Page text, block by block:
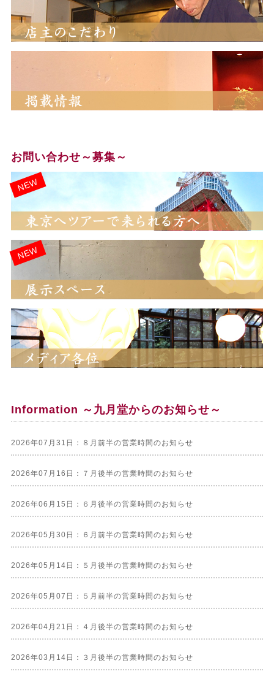
お問い合わせ～募集～
Information ～九月堂からのお知らせ～
2026年07月31日：８月前半の営業時間のお知らせ
2026年07月16日：７月後半の営業時間のお知らせ
2026年06月15日：６月後半の営業時間のお知らせ
2026年05月30日：６月前半の営業時間のお知らせ
2026年05月14日：５月後半の営業時間のお知らせ
2026年05月07日：５月前半の営業時間のお知らせ
2026年04月21日：４月後半の営業時間のお知らせ
2026年03月14日：３月後半の営業時間のお知らせ